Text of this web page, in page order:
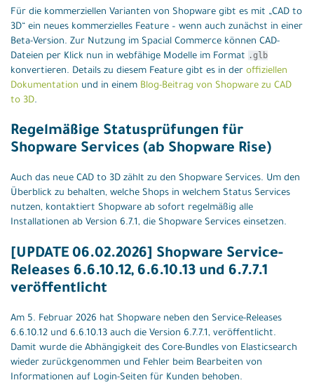
Für die kommerziellen Varianten von Shopware gibt es mit „CAD to
3D“ ein neues kommerzielles Feature – wenn auch zunächst in einer
Beta-Version. Zur Nutzung im Spacial Commerce können CAD-
Dateien per Klick nun in webfähige Modelle im Format .glb
konvertieren. Details zu diesem Feature gibt es in der offiziellen
Dokumentation und in einem Blog-Beitrag von Shopware zu CAD
to 3D.
Regelmäßige Statusprüfungen für
Shopware Services (ab Shopware Rise)
Auch das neue CAD to 3D zählt zu den Shopware Services. Um den
Überblick zu behalten, welche Shops in welchem Status Services
nutzen, kontaktiert Shopware ab sofort regelmäßig alle
Installationen ab Version 6.7.1, die Shopware Services einsetzen.
[UPDATE 06.02.2026] Shopware Service-
Releases 6.6.10.12, 6.6.10.13 und 6.7.7.1
veröffentlicht
Am 5. Februar 2026 hat Shopware neben den Service-Releases
6.6.10.12 und 6.6.10.13 auch die Version 6.7.7.1, veröffentlicht.
Damit wurde die Abhängigkeit des Core-Bundles von Elasticsearch
wieder zurückgenommen und Fehler beim Bearbeiten von
Informationen auf Login-Seiten für Kunden behoben.